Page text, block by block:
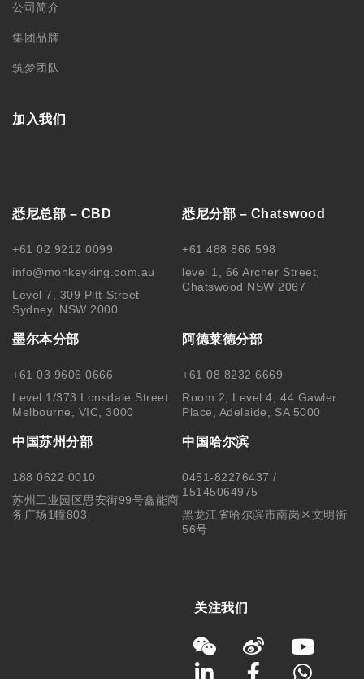
公司简介
集团品牌
筑梦团队
加入我们
悉尼总部 – CBD
+61 02 9212 0099
info@monkeyking.com.au
Level 7, 309 Pitt Street
Sydney, NSW 2000
悉尼分部 – Chatswood
+61 488 866 598
level 1, 66 Archer Street,
Chatswood NSW 2067
墨尔本分部
+61 03 9606 0666
Level 1/373 Lonsdale Street
Melbourne, VIC, 3000
阿德莱德分部
+61 08 8232 6669
Room 2, Level 4, 44 Gawler
Place, Adelaide, SA 5000
中国苏州分部
188 0622 0010
苏州工业园区思安街99号鑫能商
务广场1幢803
中国哈尔滨
0451-82276437 /
15145064975
黑龙江省哈尔滨市南岗区文明街
56号
关注我们